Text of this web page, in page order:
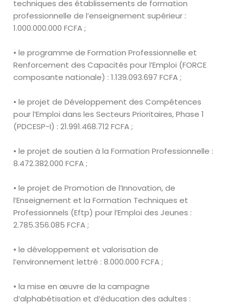
techniques des établissements de formation
professionnelle de l’enseignement supérieur :
1.000.000.000 FCFA ;
• le programme de Formation Professionnelle et
Renforcement des Capacités pour l’Emploi (FORCE
composante nationale) : 1.139.093.697 FCFA ;
• le projet de Développement des Compétences
pour l’Emploi dans les Secteurs Prioritaires, Phase 1
(PDCESP-I) : 21.991.468.712 FCFA ;
• le projet de soutien à la Formation Professionnelle :
8.472.382.000 FCFA ;
• le projet de Promotion de l’Innovation, de
l’Enseignement et la Formation Techniques et
Professionnels (Eftp) pour l’Emploi des Jeunes :
2.785.356.085 FCFA ;
• le développement et valorisation de
l’environnement lettré : 8.000.000 FCFA ;
• la mise enœuvre de la campagne
d’alphabétisation et d’éducation des adultes :